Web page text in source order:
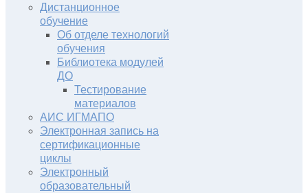
Дистанционное
обучение
Об отделе технологий
обучения
Библиотека модулей
ДО
Тестирование
материалов
АИС ИГМАПО
Электронная запись на
сертификационные
циклы
Электронный
образовательный